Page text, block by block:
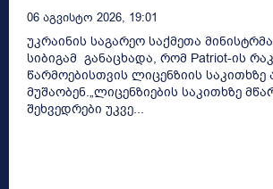
06 Აგვისტო 2026, 19:01
უკრაინის საგარეო საქმეთა
სიბიგამ განაცხადა, რომ Patriot-ის
წარმოებისთვის ლიცენზიის საკითხზე
მუშაობენ.„ლიცენზიების საკითხზე
შეხვედრები უკვე...